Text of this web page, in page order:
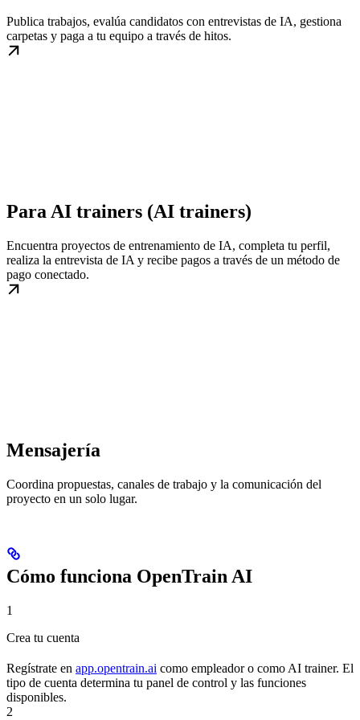
Publica trabajos, evalúa candidatos con entrevistas de IA, gestiona
carpetas y paga a tu equipo a través de hitos.
Para AI trainers (AI trainers)
Encuentra proyectos de entrenamiento de IA, completa tu perfil,
realiza la entrevista de IA y recibe pagos a través de un método de
pago conectado.
Mensajería
Coordina propuestas, canales de trabajo y la comunicación del
proyecto en un solo lugar.
Cómo funciona OpenTrain AI
1
Crea tu cuenta
Regístrate en app.opentrain.ai como empleador o como AI trainer. El
tipo de cuenta determina tu panel de control y las funciones
disponibles.
2